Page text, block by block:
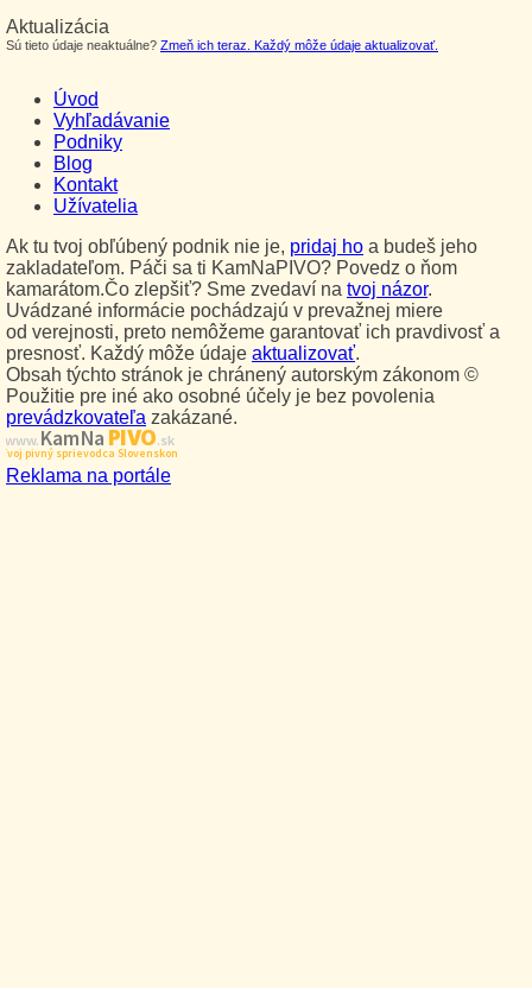
Aktualizácia
Sú tieto údaje neaktuálne? Zmeň ich teraz. Každý môže údaje aktualizovať.
Úvod
Vyhľadávanie
Podniky
Blog
Kontakt
Užívatelia
Ak tu tvoj obľúbený podnik nie je, pridaj ho a budeš jeho
zakladateľom. Páči sa ti KamNaPIVO? Povedz o ňom
kamarátom.Čo zlepšiť? Sme zvedaví na tvoj názor.
Uvádzané informácie pochádzajú v prevažnej miere
od verejnosti, preto nemôžeme garantovať ich pravdivosť a
presnosť. Každý môže údaje aktualizovať.
Obsah týchto stránok je chránený autorským zákonom ©
Použitie pre iné ako osobné účely je bez povolenia
prevádzkovateľa zakázané.
www.Kam NaPIVO.sk
Tvoj pivný sprievodca Slovenskom
Reklama na portále